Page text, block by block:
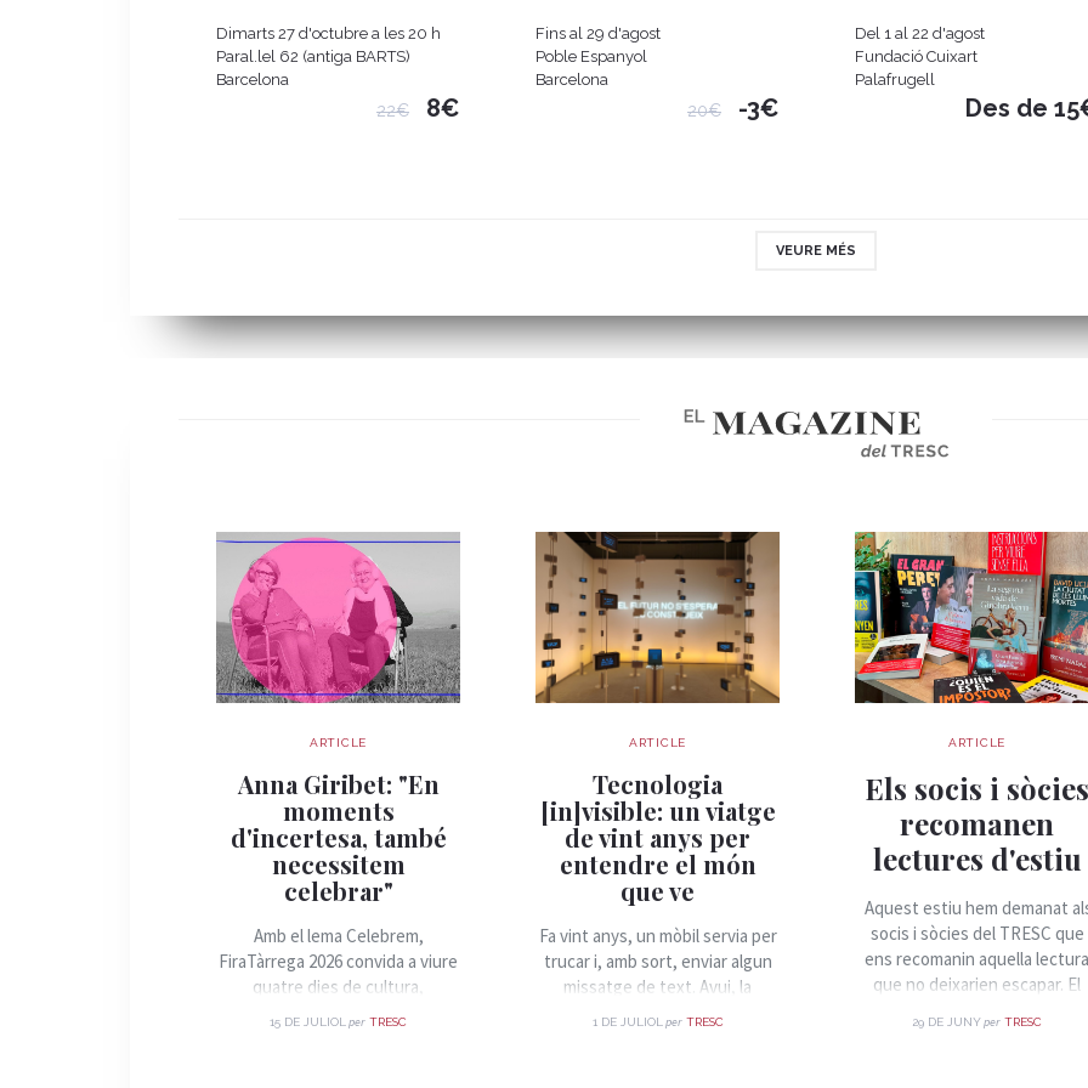
Dimarts 27 d'octubre a les 20 h
Paral.lel 62 (antiga BARTS)
Barcelona
22€ 8€
Fins al 29 d'agost
Poble Espanyol
Barcelona
20€ -3€
Del 1 al 22 d'agost
Fundació Cuixart
Palafrugell
Des de
VEURE MÉS
ARTICLE
Anna Giribet: "En
moments
d'incertesa, també
necessitem
celebrar"
Amb el lema Celebrem,
FiraTàrrega 2026 convida a viure
quatre dies de cultura,
15 DE JULIOL per TRESC
ARTICLE
Tecnologia
[in]visible: un viatge
de vint anys per
entendre el món
que ve
Fa vint anys, un mòbil servia per
trucar i, amb sort, enviar algun
missatge de text. Avui, la
1 DE JULIOL per TRESC
ARTICLE
Els socis i sòcies
recomanen
lectures d'estiu
Aquest estiu hem demanat
socis i sòcies del TRESC que
ens recomanin aquella lectura
que no deixarien escapar. El
novel·les, assaig, clàssics,
29 DE JUNYper TRESC